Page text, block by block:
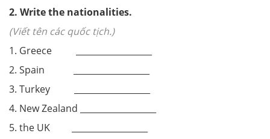
2. Write the nationalities.
(Viết tên các quốc tịch.)
1. Greece __________________
2. Spain __________________
3. Turkey __________________
4. New Zealand __________________
5. the UK __________________